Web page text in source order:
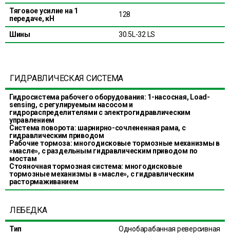
Тяговое усилие на 1
передаче, кН
128
Шины 30.5L-32 LS
ГИДРАВЛИЧЕСКАЯ СИСТЕМА
Гидросистема рабочего оборудования: 1-насосная, Load-
sensing, с регулируемым насосом и
гидрораспределителями с электрогидравлическим
управлением
Система поворота: шарнирно-сочлененная рама, с
гидравлическим приводом
Рабочие тормоза: многодисковые тормозные механизмы в
«масле», с раздельным гидравлическим приводом по
мостам
Стояночная тормозная система: многодисковые
тормозные механизмы в «масле», с гидравлическим
растормаживанием
ЛЕБЕДКА
Тип
Однобарабанная реверсивная